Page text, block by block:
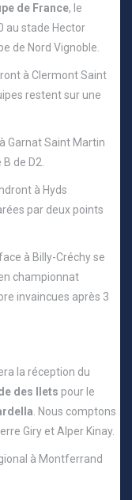
de France, le
au stade Hector
de Nord Vignoble.
à Clermont Saint
restent sur une
Garnat Saint Martin
de D2.
à Hyds
par deux points
à Billy-Créchy se
championnat
invaincues après 3
la réception du
des Ilets pour le
. Nous comptons
Giry et Alper Kinay.
à Montferrand